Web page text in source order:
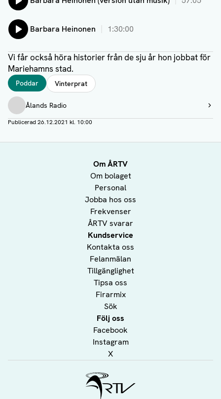
Lyssna på:
Barbara Heinonen 1:30:00
Vi får också höra historier från de sju år hon jobbat för
Mariehamns stad.
Taggar
Poddar Vinterprat
Författare
Ålands Radio
Visa profil
Publicerad26.12.2021 kl. 10:00
Om ÅRTV
Om bolaget
Personal
Jobba hos oss
Frekvenser
ÅRTV svarar
Kundservice
Kontakta oss
Felanmälan
Tillgänglighet
Tipsa oss
Firarmix
Sök
Följ oss
Facebook
Instagram
X